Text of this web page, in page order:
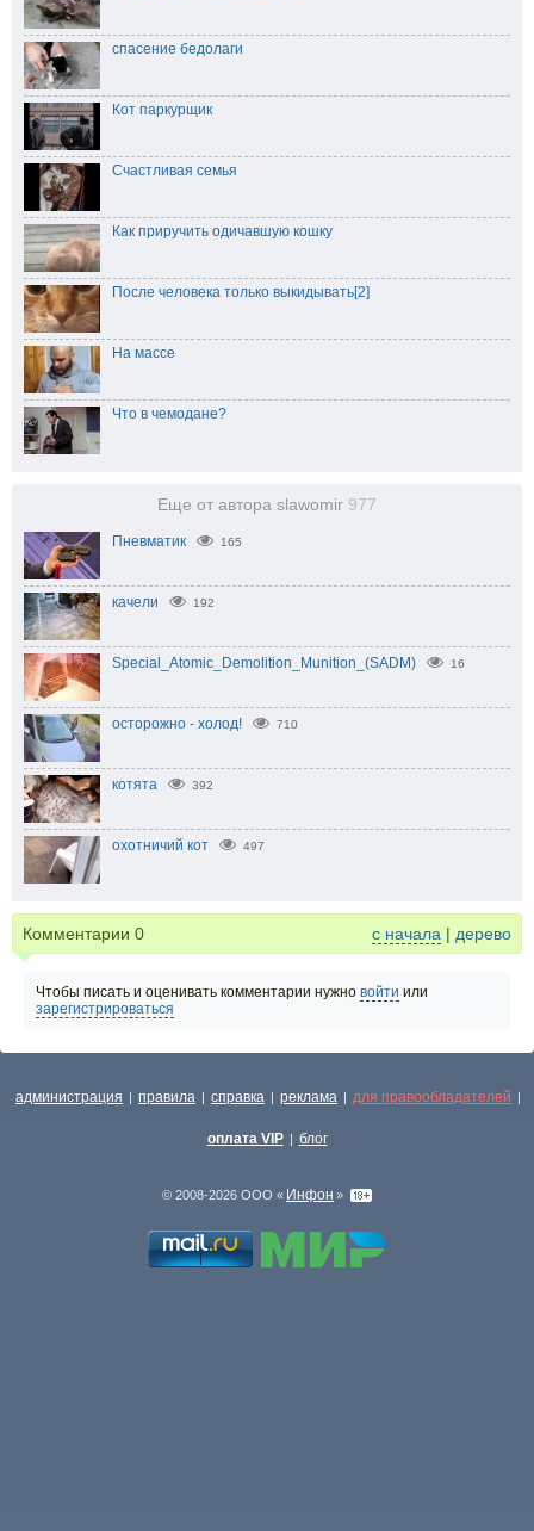
спасение бедолаги
Кот паркурщик
Счастливая семья
Как приручить одичавшую кошку
После человека только выкидывать[2]
На массе
Что в чемодане?
Еще от автора slawomir 977
Пневматик 165
качели 192
Special_Atomic_Demolition_Munition_(SADM) 16
осторожно - холод! 710
котята 392
охотничий кот 497
Комментарии 0 с начала | дерево
Чтобы писать и оценивать комментарии нужно войти или
зарегистрироваться
администрация | правила | справка | реклама | для правообладателей |
оплата VIP | блог
© 2008-2026 ООО « Инфон »